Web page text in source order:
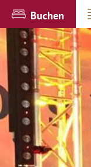
Buchen